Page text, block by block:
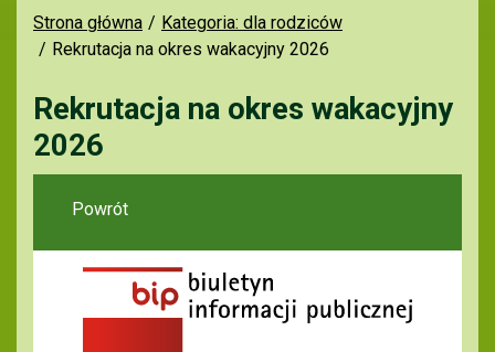
Strona główna
Kategoria: dla rodziców
Rekrutacja na okres wakacyjny 2026
Rekrutacja na okres wakacyjny
2026
Powrót